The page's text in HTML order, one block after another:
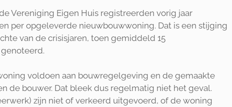
Vereniging Eigen Huis registreerden vorig jaar
per opgeleverde nieuwbouwwoning. Dat is een stijging
van de crisisjaren, toen gemiddeld 15
voldoen aan bouwregelgeving en de gemaakte
de bouwer. Dat bleek dus regelmatig niet het geval.
zijn niet of verkeerd uitgevoerd, of de woning